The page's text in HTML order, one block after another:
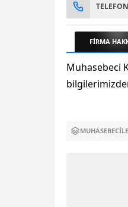
TELEFON
FİRMA
Muhasebeci